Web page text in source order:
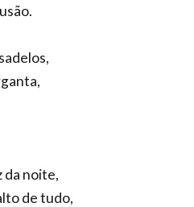
da noite,
de tudo,